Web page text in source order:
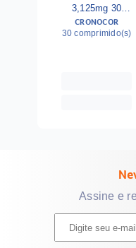
3,125mg 30
Comprimidos
CRONOCOR
30 comprimido(s)
Assine e